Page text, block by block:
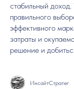
стабильный
правильного
эффективного
затраты и
решение и
ИнсайтСтратег